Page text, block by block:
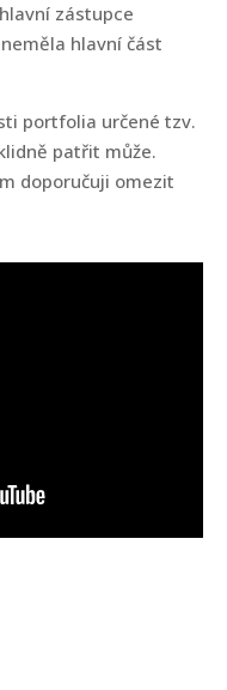
zástupce
hlavní část
portfolia určené tzv.
patřit může.
doporučuji omezit